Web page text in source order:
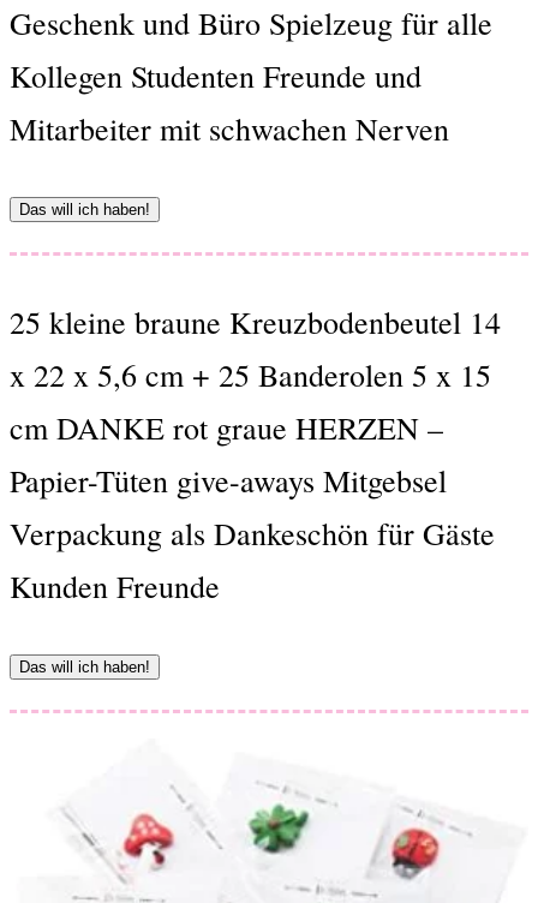
Geschenk und Büro Spielzeug für alle
Kollegen Studenten Freunde und
Mitarbeiter mit schwachen Nerven
Das will ich haben!
25 kleine braune Kreuzbodenbeutel 14
x 22 x 5,6 cm + 25 Banderolen 5 x 15
cm DANKE rot graue HERZEN –
Papier-Tüten give-aways Mitgebsel
Verpackung als Dankeschön für Gäste
Kunden Freunde
Das will ich haben!